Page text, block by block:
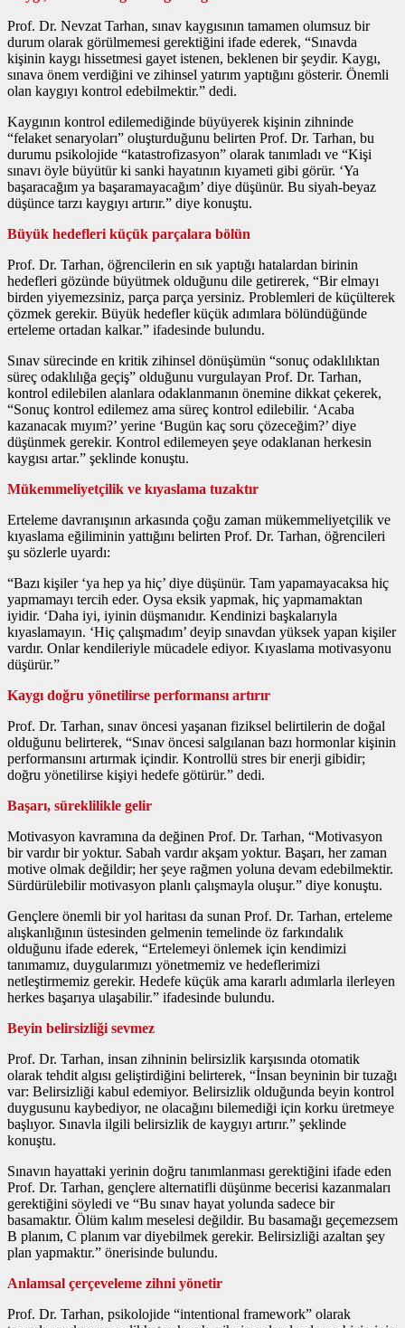
Prof. Dr. Nevzat Tarhan, sınav kaygısının tamamen olumsuz bir
durum olarak görülmemesi gerektiğini ifade ederek, “Sınavda
kişinin kaygı hissetmesi gayet istenen, beklenen bir şeydir. Kaygı,
sınava önem verdiğini ve zihinsel yatırım yaptığını gösterir. Önemli
olan kaygıyı kontrol edebilmektir.” dedi.
Kaygının kontrol edilemediğinde büyüyerek kişinin zihninde
“felaket senaryoları” oluşturduğunu belirten Prof. Dr. Tarhan, bu
durumu psikolojide “katastrofizasyon” olarak tanımladı ve “Kişi
sınavı öyle büyütür ki sanki hayatının kıyameti gibi görür. ‘Ya
başaracağım ya başaramayacağım’ diye düşünür. Bu siyah-beyaz
düşünce tarzı kaygıyı artırır.” diye konuştu.
Büyük hedefleri küçük parçalara bölün
Prof. Dr. Tarhan, öğrencilerin en sık yaptığı hatalardan birinin
hedefleri gözünde büyütmek olduğunu dile getirerek, “Bir elmayı
birden yiyemezsiniz, parça parça yersiniz. Problemleri de küçülterek
çözmek gerekir. Büyük hedefler küçük adımlara bölündüğünde
erteleme ortadan kalkar.” ifadesinde bulundu.
Sınav sürecinde en kritik zihinsel dönüşümün “sonuç odaklılıktan
süreç odaklılığa geçiş” olduğunu vurgulayan Prof. Dr. Tarhan,
kontrol edilebilen alanlara odaklanmanın önemine dikkat çekerek,
“Sonuç kontrol edilemez ama süreç kontrol edilebilir. ‘Acaba
kazanacak mıyım?’ yerine ‘Bugün kaç soru çözeceğim?’ diye
düşünmek gerekir. Kontrol edilemeyen şeye odaklanan herkesin
kaygısı artar.” şeklinde konuştu.
Mükemmeliyetçilik ve kıyaslama tuzaktır
Erteleme davranışının arkasında çoğu zaman mükemmeliyetçilik ve
kıyaslama eğiliminin yattığını belirten Prof. Dr. Tarhan, öğrencileri
şu sözlerle uyardı:
“Bazı kişiler ‘ya hep ya hiç’ diye düşünür. Tam yapamayacaksa hiç
yapmamayı tercih eder. Oysa eksik yapmak, hiç yapmamaktan
iyidir. ‘Daha iyi, iyinin düşmanıdır. Kendinizi başkalarıyla
kıyaslamayın. ‘Hiç çalışmadım’ deyip sınavdan yüksek yapan kişiler
vardır. Onlar kendileriyle mücadele ediyor. Kıyaslama motivasyonu
düşürür.”
Kaygı doğru yönetilirse performansı artırır
Prof. Dr. Tarhan, sınav öncesi yaşanan fiziksel belirtilerin de doğal
olduğunu belirterek, “Sınav öncesi salgılanan bazı hormonlar kişinin
performansını artırmak içindir. Kontrollü stres bir enerji gibidir;
doğru yönetilirse kişiyi hedefe götürür.” dedi.
Başarı, süreklilikle gelir
Motivasyon kavramına da değinen Prof. Dr. Tarhan, “Motivasyon
bir vardır bir yoktur. Sabah vardır akşam yoktur. Başarı, her zaman
motive olmak değildir; her şeye rağmen yoluna devam edebilmektir.
Sürdürülebilir motivasyon planlı çalışmayla oluşur.” diye konuştu.
Gençlere önemli bir yol haritası da sunan Prof. Dr. Tarhan, erteleme
alışkanlığının üstesinden gelmenin temelinde öz farkındalık
olduğunu ifade ederek, “Ertelemeyi önlemek için kendimizi
tanımamız, duygularımızı yönetmemiz ve hedeflerimizi
netleştirmemiz gerekir. Hedefe küçük ama kararlı adımlarla ilerleyen
herkes başarıya ulaşabilir.” ifadesinde bulundu.
Beyin belirsizliği sevmez
Prof. Dr. Tarhan, insan zihninin belirsizlik karşısında otomatik
olarak tehdit algısı geliştirdiğini belirterek, “İnsan beyninin bir tuzağı
var: Belirsizliği kabul edemiyor. Belirsizlik olduğunda beyin kontrol
duygusunu kaybediyor, ne olacağını bilemediği için korku üretmeye
başlıyor. Sınavla ilgili belirsizlik de kaygıyı artırır.” şeklinde
konuştu.
Sınavın hayattaki yerinin doğru tanımlanması gerektiğini ifade eden
Prof. Dr. Tarhan, gençlere alternatifli düşünme becerisi kazanmaları
gerektiğini söyledi ve “Bu sınav hayat yolunda sadece bir
basamaktır. Ölüm kalım meselesi değildir. Bu basamağı geçemezsem
B planım, C planım var diyebilmek gerekir. Belirsizliği azaltan şey
plan yapmaktır.” önerisinde bulundu.
Anlamsal çerçeveleme zihni yönetir
Prof. Dr. Tarhan, psikolojide “intentional framework” olarak